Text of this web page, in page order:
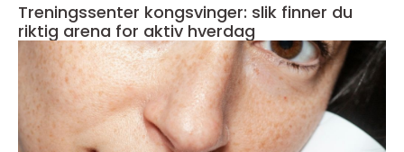
Treningssenter kongsvinger: slik finner du
riktig arena for aktiv hverdag